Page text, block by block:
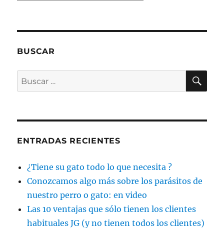
BUSCAR
Buscar
por:
ENTRADAS RECIENTES
¿Tiene su gato todo lo que necesita ?
Conozcamos algo más sobre los parásitos de
nuestro perro o gato: en video
Las 10 ventajas que sólo tienen los clientes
habituales JG (y no tienen todos los clientes)